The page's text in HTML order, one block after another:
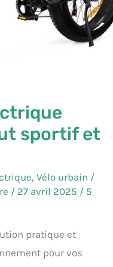
sportif et
, Vélo urbain /
/ 27 avril 2025 / 5
pratique et
pour vos